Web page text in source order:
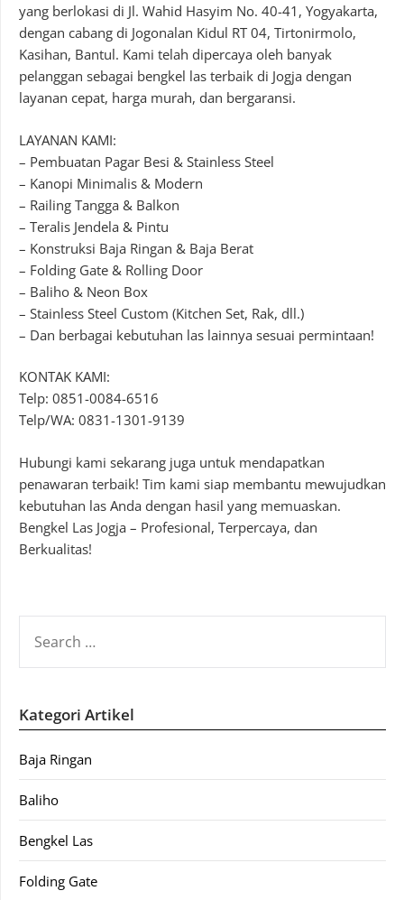
yang berlokasi di Jl. Wahid Hasyim No. 40-41, Yogyakarta,
dengan cabang di Jogonalan Kidul RT 04, Tirtonirmolo,
Kasihan, Bantul. Kami telah dipercaya oleh banyak
pelanggan sebagai bengkel las terbaik di Jogja dengan
layanan cepat, harga murah, dan bergaransi.
LAYANAN KAMI:
– Pembuatan Pagar Besi & Stainless Steel
– Kanopi Minimalis & Modern
– Railing Tangga & Balkon
– Teralis Jendela & Pintu
– Konstruksi Baja Ringan & Baja Berat
– Folding Gate & Rolling Door
– Baliho & Neon Box
– Stainless Steel Custom (Kitchen Set, Rak, dll.)
– Dan berbagai kebutuhan las lainnya sesuai permintaan!
KONTAK KAMI:
Telp: 0851-0084-6516
Telp/WA: 0831-1301-9139
Hubungi kami sekarang juga untuk mendapatkan
penawaran terbaik! Tim kami siap membantu mewujudkan
kebutuhan las Anda dengan hasil yang memuaskan.
Bengkel Las Jogja – Profesional, Terpercaya, dan
Berkualitas!
FOR:
Kategori Artikel
Baja Ringan
Baliho
Bengkel Las
Folding Gate